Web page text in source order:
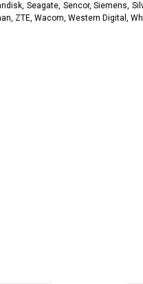
Seagate, Sencor, Siemens,
ZTE, Wacom, Western Digital,